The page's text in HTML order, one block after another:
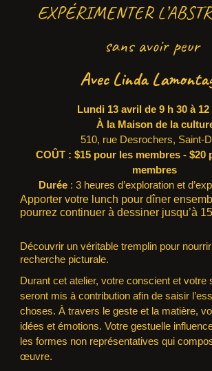
EXPÉRIMENTER
sans avoir peur
Avec Linda
Lundi 13 avril de 9 h 30 à 12
À la Maison de la
510, rue Desrochers, Saint-
COÛT : $15 pour les membres - $20
membres
Durée : 3 heures d’exploration et
Apporter votre lunch pour dîner
pourrez continuer à dessiner jusqu’à
Découvrir un véritable tremplin pour
recherche picturale.
Durant cet atelier, votre conscient et votre
seront mis à contribution afin de saisir
choses. À travers le geste et la matière,
idées et émotions. Votre gestuelle
les formes non représentatives qui
œuvre.